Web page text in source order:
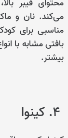
محتوای فیبر
می‌کند. نان و
مناسبی برای
بافتی مشابه با
بیشتر.